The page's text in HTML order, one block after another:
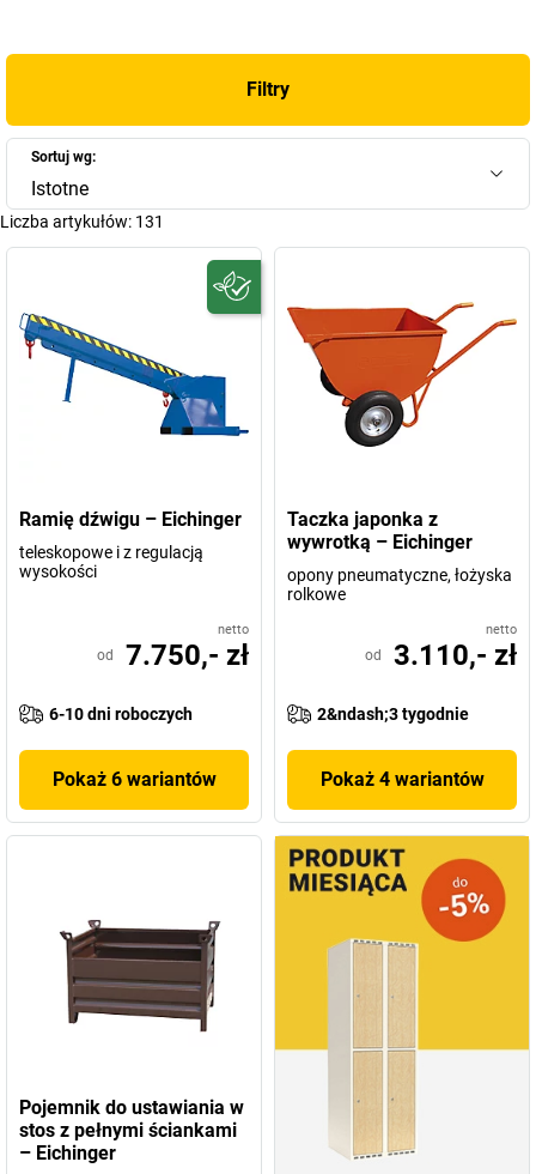
zgodnie z wytycznymi systemu zarządzania jakością DIN ISO
produktu i pracy.
Marka Eichinger ma do zaoferowania o wiele więcej niż tylko
wysokiej jakości i innowacyjne urządzenia budowlane. Ta firma,
założona już w 1904 r. w Berching w południowych Niemczech,
może poszczycić się długą tradycją, doświadczeniem i
imponującą historią sukcesu. To, co pierwotnie było jedynie
zakładem kowalskim, urosło dziś do rangi nowoczesnej,
innowacyjnej firmy, uznawanej za lidera jakości i innowacyjności
nie tylko w Europie, ale i na całym świecie.
Odkryjcie Państwo już teraz produkty firmy Eichinger w naszym
Filtry
Sortuj wg:
Istotne
Liczba artykułów: 131
Ramię dźwigu – Eichinger
teleskopowe i z regulacją
wysokości
netto
od 7.750,- zł
6-10 dni roboczych
Pokaż 6 wariantów
Taczka japonka z
wywrotką – Eichinger
opony pneumatyczne, łożyska
rolkowe
netto
od 3.110,- zł
2&ndash;3 tygodnie
Pokaż 4 wariantów
Pojemnik do ustawiania w
stos z pełnymi ściankami
– Eichinger